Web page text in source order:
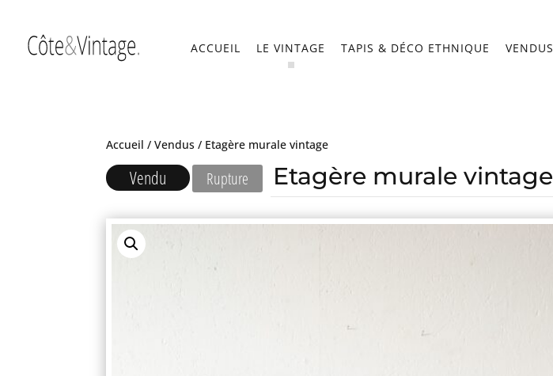
ACCUEIL LE VINTAGE TAPIS & DÉCO ETHNIQUE VENDUS
Accueil /Vendus / Etagère murale vintage
Vendu Rupture Etagère murale vintage